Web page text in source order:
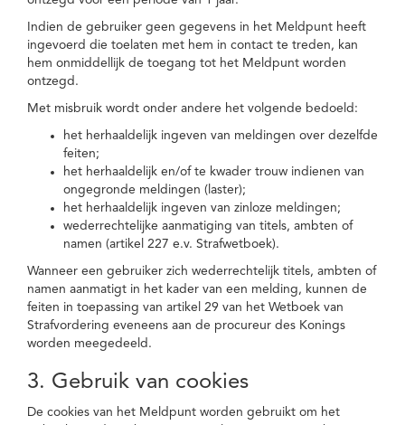
Indien de gebruiker geen gegevens in het Meldpunt heeft
ingevoerd die toelaten met hem in contact te treden, kan
hem onmiddellijk de toegang tot het Meldpunt worden
ontzegd.
Met misbruik wordt onder andere het volgende bedoeld:
het herhaaldelijk ingeven van meldingen over dezelfde
feiten;
het herhaaldelijk en/of te kwader trouw indienen van
ongegronde meldingen (laster);
het herhaaldelijk ingeven van zinloze meldingen;
wederrechtelijke aanmatiging van titels, ambten of
namen (artikel 227 e.v. Strafwetboek).
Wanneer een gebruiker zich wederrechtelijk titels, ambten of
namen aanmatigt in het kader van een melding, kunnen de
feiten in toepassing van artikel 29 van het Wetboek van
Strafvordering eveneens aan de procureur des Konings
worden meegedeeld.
3. Gebruik van cookies
De cookies van het Meldpunt worden gebruikt om het